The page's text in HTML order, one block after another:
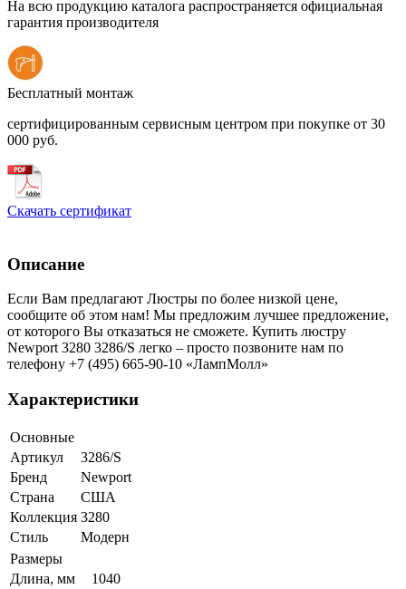
На всю продукцию каталога распространяется официальная
гарантия производителя
Бесплатный монтаж
сертифицированным сервисным центром при покупке от 30
000 руб.
Скачать сертификат
Описание
Если Вам предлагают Люстры по более низкой цене,
сообщите об этом нам! Мы предложим лучшее предложение,
от которого Вы отказаться не сможете. Купить люстру
Newport 3280 3286/S легко – просто позвоните нам по
телефону +7 (495) 665-90-10 «ЛампМолл»
Характеристики
Основные
Артикул
3286/S
Бренд
Newport
Страна
США
Коллекция 3280
Стиль
Модерн
Размеры
Длина, мм
1040